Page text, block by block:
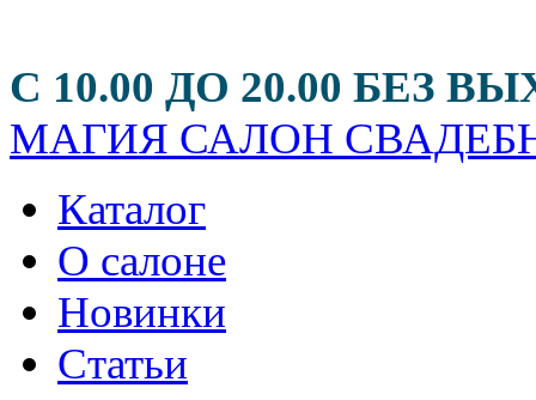
С 10.00 ДО 20.00 БЕЗ
МАГИЯ САЛОН
Каталог
О салоне
Новинки
Статьи